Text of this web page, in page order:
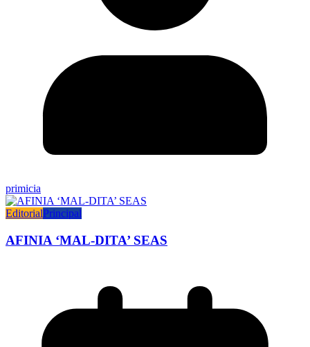
primicia
EditorialPrincipal
AFINIA ‘MAL-DITA’ SEAS